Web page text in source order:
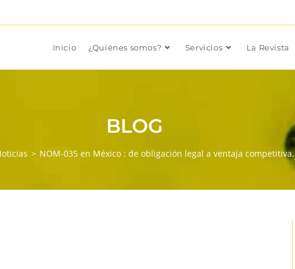
Inicio ¿Quiénes somos? Servicios La Revista
BLOG
> NOM-035 en México : de obligación legal a ventaja competitiva.